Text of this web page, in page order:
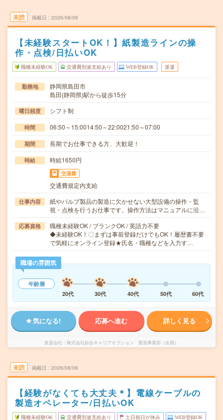
未読 掲載日 2026/08/06
【未経験スタートOK！】紙製造ラインの操
作・点検/日払いOK
職種未経験OK 交通費別途支給あり WEB登録OK 派遣
勤務地
静岡県島田市
島田(静岡県)駅から徒歩15分
曜日頻度 シフト制
時間 06:50～15:0014:50～22:0021:50～07:00
期間 長期でお仕事できる方、大歓迎！
時給 時給1650円
交通費
交通費規定内支給
仕事内容
紙やパルプ製品の製造に欠かせない大型設備の操作・監
視・点検を行うお仕事です。操作方法はマニュアルに沿…
応募資格
職種未経験OK / ブランクOK / 英語力不要
◆未経験OK！〇まずは事前登録だけでもOK！履歴書不要
で気軽にオンライン登録★氏名・職種などを入力す…
職場の雰囲気
年齢層
20代
30代 40代 50代 60代
気になる! 応募へ進む 詳しく見る
派遣会社 株式会社綜合キャリアオプション 製造事業部（全国）
未読 掲載日 2026/08/06
【経験がなくても大丈夫＊】電線ケーブルの
製造オペレーター/日払いOK
職種未経験OK 交通費別途支給あり 土日祝日が休み WEB登録OK